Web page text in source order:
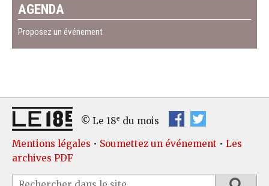
AGENDA
Proposez un événement
© Le 18e du mois
Mentions légales • Soumettez un événement • Les
archives PDF